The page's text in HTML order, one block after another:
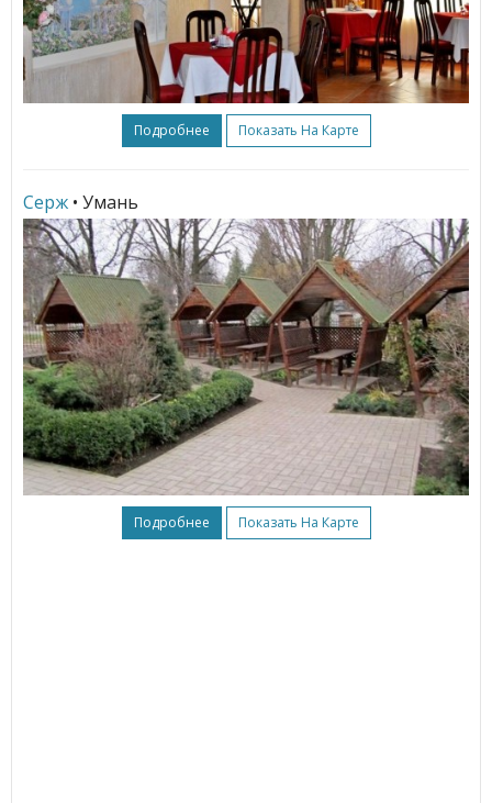
Подробнее Показать На Карте
Серж • Умань
Подробнее Показать На Карте